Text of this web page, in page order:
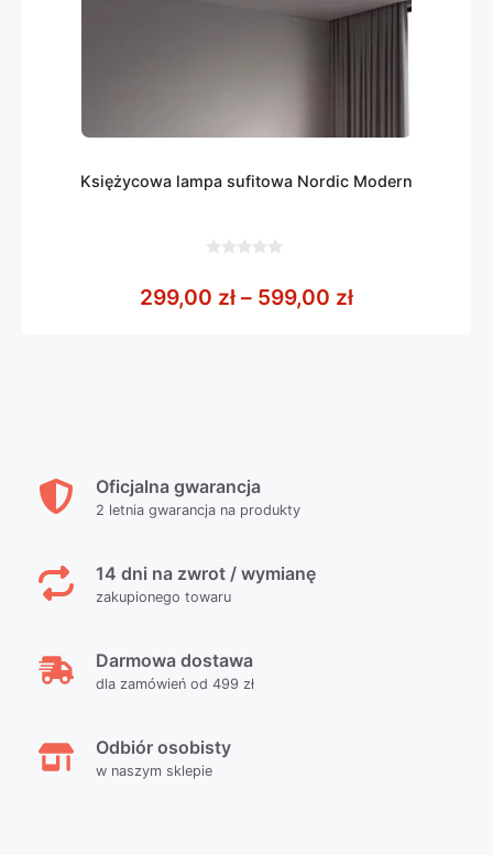
Księżycowa lampa sufitowa Nordic Modern
5
299,00 zł – 599,00 złZakres cen:
Oficjalna gwarancja
2 letnia gwarancja na produkty
14 dni na zwrot / wymianę
zakupionego towaru
Darmowa dostawa
dla zamówień od 499 zł
Odbiór osobisty
w naszym sklepie